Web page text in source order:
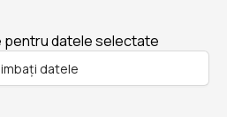
pentru datele selectate
datele